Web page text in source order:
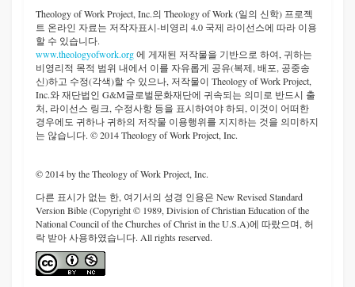
Theology of Work Project, Inc.의 Theology of Work (일의 신학) 프로젝
트 온라인 자료는 저작자표시-비영리 4.0 국제 라이선스에 따라 이용
할 수 있습니다.
www.theologyofwork.org에 게재된 저작물을 기반으로 하여, 귀하는
비영리적 목적 범위 내에서 이를 자유롭게 공유(복제, 배포, 공중송
신)하고 수정(각색)할 수 있으나, 저작물이 Theology of Work Project,
Inc.와 재단법인 G&M글로벌문화재단에 귀속되는 의미로 반드시 출
처, 라이선스 링크, 수정사항 등을 표시하여야 하되, 이것이 어떠한
경우에도 귀하나 귀하의 저작물 이용행위를 지지하는 것을 의미하지
는 않습니다. © 2014 Theology of Work Project, Inc.
© 2014 by the Theology of Work Project, Inc.
다른 표시가 없는 한, 여기서의 성경 인용은 New Revised Standard
Version Bible (Copyright © 1989, Division of Christian Education of the
National Council of the Churches of Christ in the U.S.A)에 따랐으며, 허
락 받아 사용하였습니다. All rights reserved.